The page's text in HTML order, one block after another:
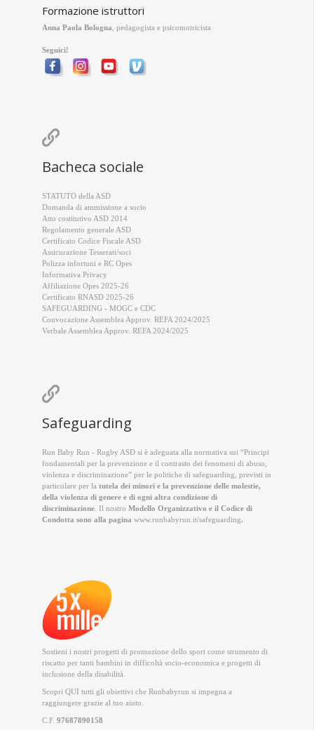
Formazione istruttori
Anna Paola Bologna , pedagogista e psicomotricista
Seguici!

Bacheca sociale
STATUTO della ASD
Domanda di ammissione a socio
Atto costitutivo ASD 2014
Regolamento generale ASD
Certificato Codice Fiscale ASD
Assicurazione Tesserati/soci
Polizza infortuni e RC Opes
Informativa Privacy
Affiliazione Opes 2025-26
Certificato RNASD 2025-26
SAFEGUARDING - MOGC e CDC
Convocazione Assemblea Approv. REFA 2024/2025
Verbale Assemblea Approv. REFA 2024/2025

Safeguarding
Run Baby Run - Rugby ASD si è adeguata alla normativa sui “Principi
fondamentali per la prevenzione e il contrasto dei fenomeni di abuso,
violenza e discriminazione” per le politiche di safeguarding, previsti in
particolare per la tutela dei minori e la prevenzione delle molestie,
della violenza di genere e di ogni altra condizione di
discriminazione . Il nostro Modello Organizzativo e il Codice di
Condotta sono alla pagina www.runbabyrun.it/safeguarding.
Sostieni i nostri progetti di promozione dello sport come strumento di
riscatto per tanti bambini in difficoltà socio-economica e progetti di
inclusione della disabilità.
Scopri QUI tutti gli obiettivi che Runbabyrun si impegna a
raggiungere grazie al tuo aiuto.
C.F. 97687890158